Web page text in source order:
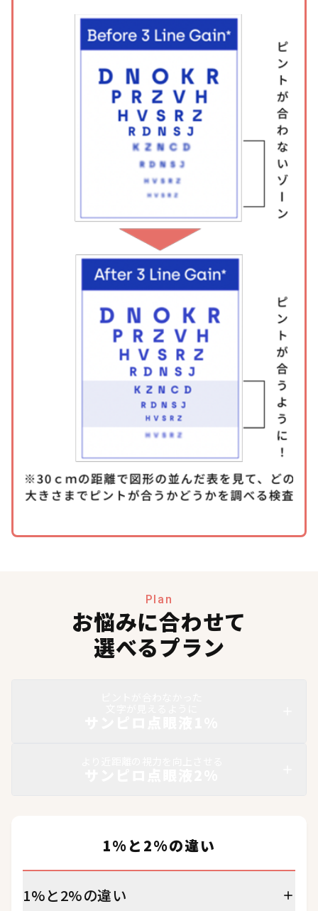
お悩みに合わせて
選べるプラン
Plan
1%と2%の違い
1%と2%の違い